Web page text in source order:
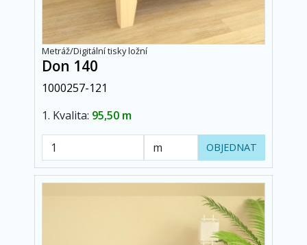
Metráž/Digitální tisky ložní
Don 140
1000257-121
1. Kvalita: 95,50 m
OBJEDNAT